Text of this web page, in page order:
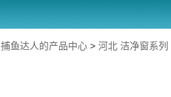
捕鱼达人的产品中心 > 河北 洁净窗系列